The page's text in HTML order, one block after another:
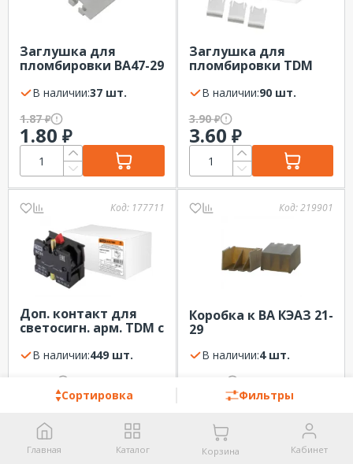
Сортировка Фильтры
Заглушка для
пломбировки ВА47-29
В наличии:
37 шт.
1.87₽
1.80 ₽
Заглушка для
пломбировки TDM
В наличии:
90 шт.
3.90₽
3.60 ₽
Код: 177711
Доп. контакт для
светосигн. арм. TDM c
(1НО)
В наличии:
449 шт.
48.00₽
Код:219901
Коробка к ВА КЭАЗ 21-
29
В наличии:
4 шт.
49.40₽
Главная Каталог Корзина Кабинет